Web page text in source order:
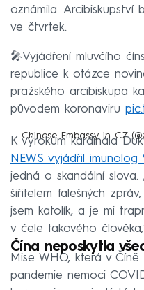
oznámila. Arcibiskupství
ve čtvrtek.
🎤Vyjádření mluvčího
republice k otázce
pražského arcibiskupa
původem koronaviru
— Chinese Embassy in CZ
K výrokům kardinála
NEWS vyjádřil imunolog
jedná o skandální slova.
šiřitelem falešných
jsem katolík, a je mi
v čele takového
Čína neposkytla
Mise WHO, která v
pandemie nemoci